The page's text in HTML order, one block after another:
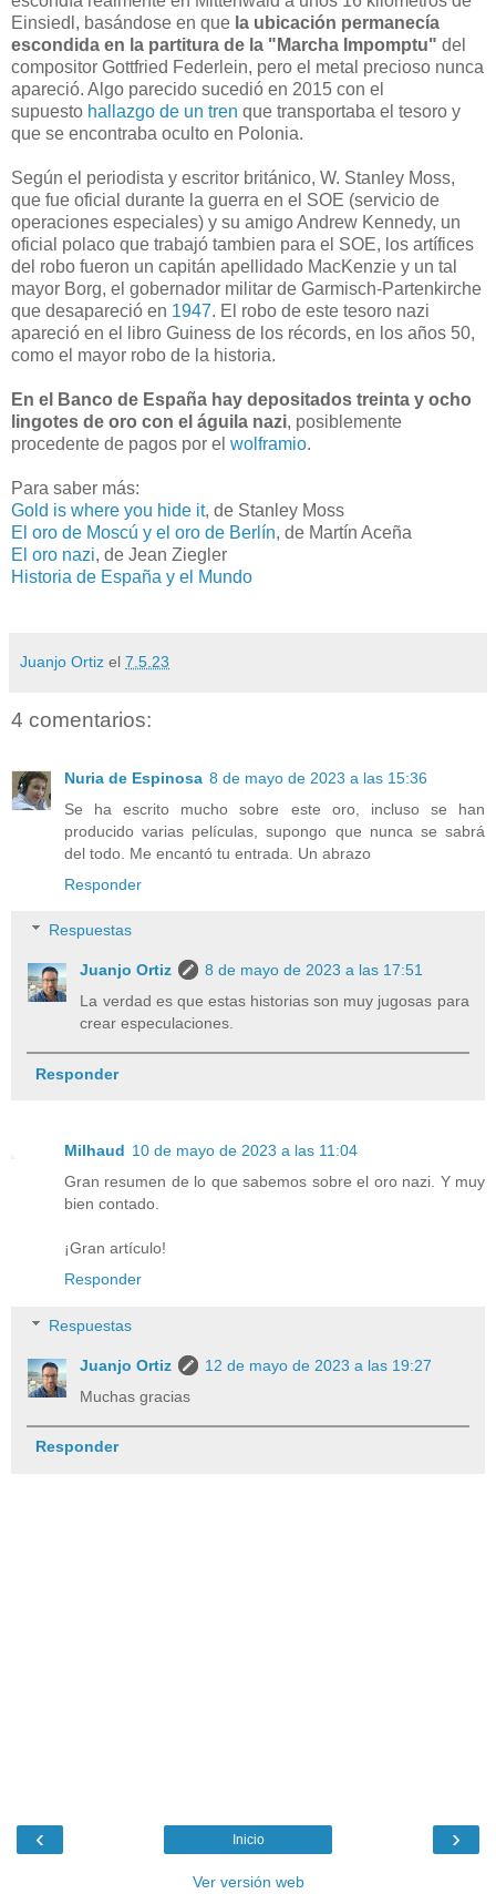
Einsiedl, basándose en que la ubicación permanecía
escondida en la partitura de la "Marcha Impomptu" del
compositor Gottfried Federlein, pero el metal precioso nunca
apareció. Algo parecido sucedió en 2015 con el
supuesto hallazgo de un tren que transportaba el tesoro y
que se encontraba oculto en Polonia.
Según el periodista y escritor británico, W. Stanley Moss,
que fue oficial durante la guerra en el SOE (servicio de
operaciones especiales) y su amigo Andrew Kennedy, un
oficial polaco que trabajó tambien para el SOE, los artífices
del robo fueron un capitán apellidado MacKenzie y un tal
mayor Borg, el gobernador militar de Garmisch-Partenkirche
que desapareció en 1947. El robo de este tesoro nazi
apareció en el libro Guiness de los récords, en los años 50,
como el mayor robo de la historia.
En el Banco de España hay depositados treinta y ocho
lingotes de oro con el águila nazi, posiblemente
procedente de pagos por el wolframio.
Para saber más:
Gold is where you hide it, de Stanley Moss
El oro de Moscú y el oro de Berlín, de Martín Aceña
El oro nazi, de Jean Ziegler
Historia de España y el Mundo
Juanjo Ortiz el 7.5.23
4 comentarios:
Nuria de Espinosa 8 de mayo de 2023 a las 15:36
Se ha escrito mucho sobre este oro, incluso se han
producido varias películas, supongo que nunca se sabrá
del todo. Me encantó tu entrada. Un abrazo
Responder
Respuestas
Juanjo Ortiz
8 de mayo de 2023 a las 17:51
La verdad es que estas historias son muy jugosas para
crear especulaciones.
Responder
Milhaud 10 de mayo de 2023 a las 11:04
Gran resumen de lo que sabemos sobre el oro nazi. Y muy
bien contado.
¡Gran artículo!
Responder
Respuestas
Juanjo Ortiz
12 de mayo de 2023 a las 19:27
Muchas gracias
Responder
‹ ›
Inicio
Ver versión web